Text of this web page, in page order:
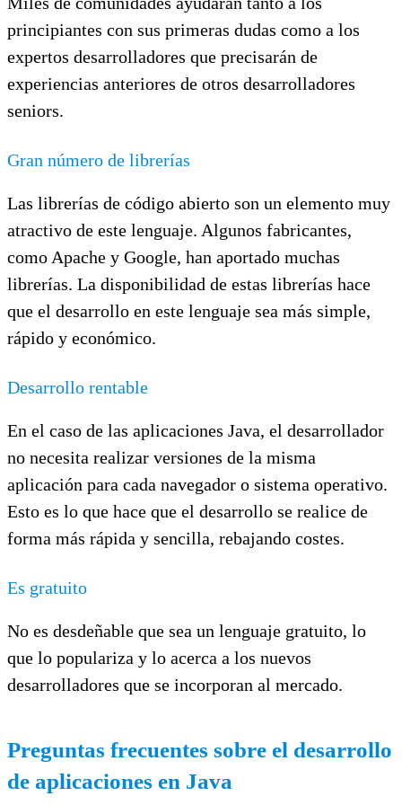
principiantes con sus primeras dudas como a los
expertos desarrolladores que precisarán de
experiencias anteriores de otros desarrolladores
seniors.
Gran número de librerías
Las librerías de código abierto son un elemento muy
atractivo de este lenguaje. Algunos fabricantes,
como Apache y Google, han aportado muchas
librerías. La disponibilidad de estas librerías hace
que el desarrollo en este lenguaje sea más simple,
rápido y económico.
Desarrollo rentable
En el caso de las aplicaciones Java, el desarrollador
no necesita realizar versiones de la misma
aplicación para cada navegador o sistema operativo.
Esto es lo que hace que el desarrollo se realice de
forma más rápida y sencilla, rebajando costes.
Es gratuito
No es desdeñable que sea un lenguaje gratuito, lo
que lo populariza y lo acerca a los nuevos
desarrolladores que se incorporan al mercado.
Preguntas frecuentes sobre el desarrollo
de aplicaciones en Java